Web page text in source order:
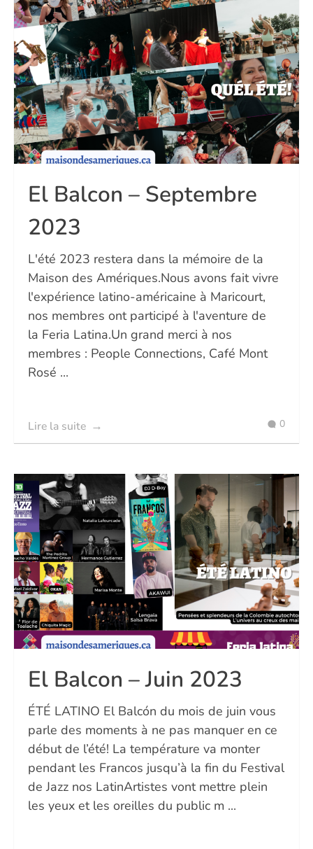
El Balcon – Septembre
2023
L'été 2023 restera dans la mémoire de la
Maison des Amériques.Nous avons fait vivre
l'expérience latino-américaine à Maricourt,
nos membres ont participé à l'aventure de
la Feria Latina.Un grand merci à nos
membres : People Connections, Café Mont
Rosé ...
Lire la suite 0
El Balcon – Juin 2023
ÉTÉ LATINO El Balcón du mois de juin vous
parle des moments à ne pas manquer en ce
début de l’été! La température va monter
pendant les Francos jusqu’à la fin du Festival
de Jazz nos LatinArtistes vont mettre plein
les yeux et les oreilles du public m ...